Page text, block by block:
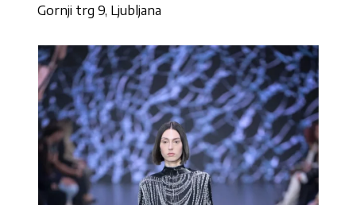
Gornji trg 9, Ljubljana